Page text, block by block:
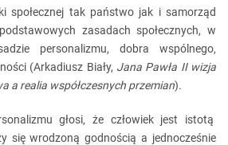
społecznej tak państwo jak i samorząd
zasadach społecznych, w
personalizmu, dobra wspólnego,
(Arkadiusz Biały, Jana Pawła II wizja
a realia współczesnych przemian).
głosi, że człowiek jest istotą
się wrodzoną godnością a jednocześnie